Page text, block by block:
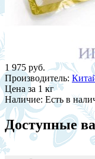
1 975 руб.
Производитель:
Цена за 1 кг
Наличие: Есть в
Доступные